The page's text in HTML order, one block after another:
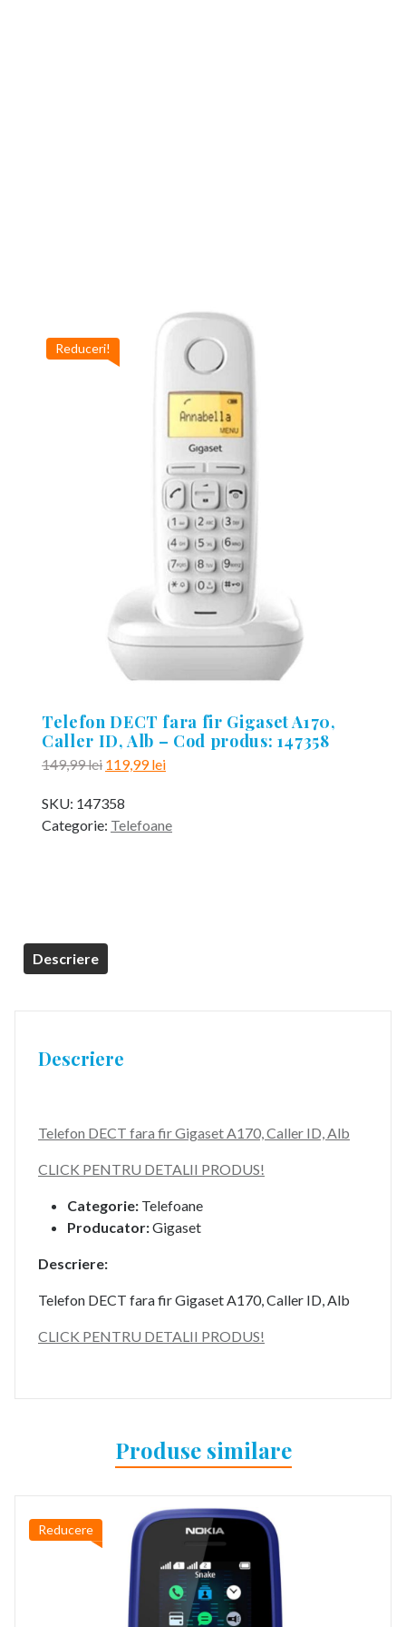
Reduceri!
Telefon DECT fara fir Gigaset A170,
Caller ID, Alb – Cod produs: 147358
149,99lei Prețul
a
fost:
119,99leiPrețul
119,99 lei.
SKU: 147358
Categorie: Telefoane
Descriere
Descriere
Telefon DECT fara fir Gigaset A170, Caller ID, Alb
CLICK PENTRU DETALII PRODUS!
Categorie: Telefoane
Producator:Gigaset
Descriere:
Telefon DECT fara fir Gigaset A170, Caller ID, Alb
CLICK PENTRU DETALII PRODUS!
Produse similare
Reducere